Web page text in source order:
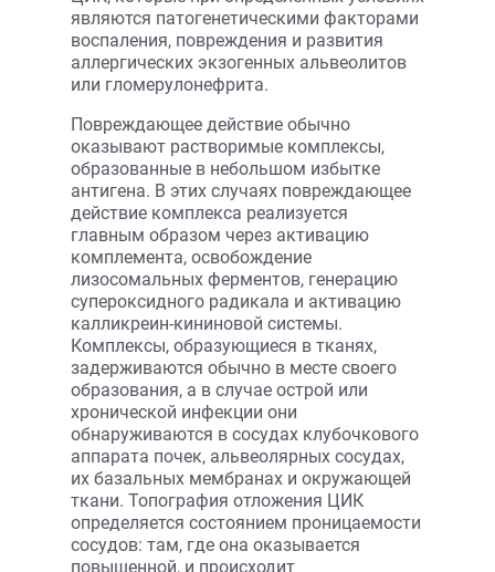
являются патогенетическими факторами
воспаления, повреждения и развития
аллергических экзогенных альвеолитов
или гломерулонефрита.
Повреждающее действие обычно
оказывают растворимые комплексы,
образованные в небольшом избытке
антигена. В этих случаях повреждающее
действие комплекса реализуется
главным образом через активацию
комплемента, освобождение
лизосомальных ферментов, генерацию
супероксидного радикала и активацию
калликреин-кининовой системы.
Комплексы, образующиеся в тканях,
задерживаются обычно в месте своего
образования, а в случае острой или
хронической инфекции они
обнаруживаются в сосудах клубочкового
аппарата почек, альвеолярных сосудах,
их базальных мембранах и окружающей
ткани. Топография отложения ЦИК
определяется состоянием проницаемости
сосудов: там, где она оказывается
повышенной, и происходит